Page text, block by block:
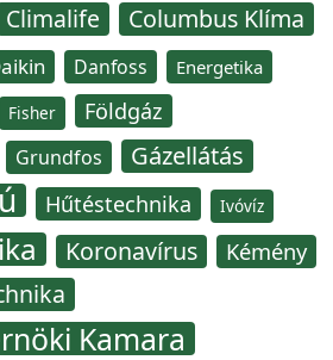
Climalife Columbus Klíma
Danfoss Energetika
Fisher Földgáz
Grundfos Gázellátás
Hűtéstechnika Ivóvíz
Koronavírus Kémény
Kamara